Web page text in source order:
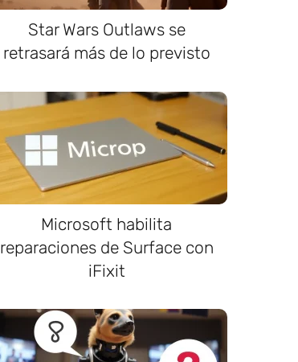
Star Wars Outlaws se
retrasará más de lo previsto
Microsoft habilita
reparaciones de Surface con
iFixit